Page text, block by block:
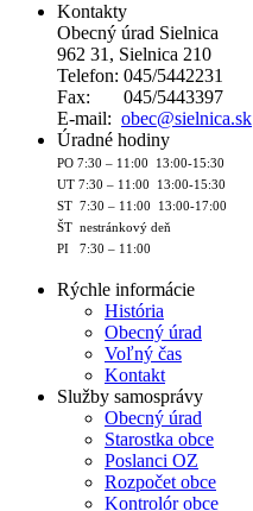
Kontakty
Obecný úrad Sielnica
962 31, Sielnica 210
Telefon: 045/5442231
Fax: 045/5443397
E-mail: obec@sielnica.sk
Úradné hodiny
PO 7:30 – 11:00 13:00-15:30
UT 7:30 – 11:00 13:00-15:30
ST 7:30 – 11:00 13:00-17:00
ŠT nestránkový deň
PI 7:30 – 11:00
Rýchle informácie
História
Obecný úrad
Voľný čas
Kontakt
Služby samosprávy
Obecný úrad
Starostka obce
Poslanci OZ
Rozpočet obce
Kontrolór obce